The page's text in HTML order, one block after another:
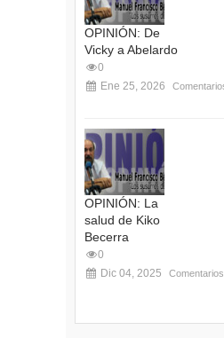
OPINIÓN: De
Vicky a Abelardo
0
Ene 25, 2026
OPINIÓN: La
salud de Kiko
Becerra
0
Dic 04, 2025